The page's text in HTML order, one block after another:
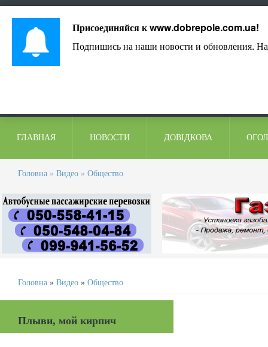
ГЛАВНАЯ НОВОСТИ ДОВІДКОВА
Головна » Видео » Общество
Головна » Видео » Общество
Плыви, мой кирпич
Присоединяйся кwww.dobrepole.com.ua!
Подпишись на наши новости и обновления.